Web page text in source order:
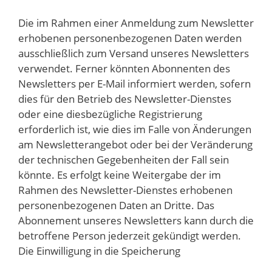
Die im Rahmen einer Anmeldung zum Newsletter
erhobenen personenbezogenen Daten werden
ausschließlich zum Versand unseres Newsletters
verwendet. Ferner könnten Abonnenten des
Newsletters per E-Mail informiert werden, sofern
dies für den Betrieb des Newsletter-Dienstes
oder eine diesbezügliche Registrierung
erforderlich ist, wie dies im Falle von Änderungen
am Newsletterangebot oder bei der Veränderung
der technischen Gegebenheiten der Fall sein
könnte. Es erfolgt keine Weitergabe der im
Rahmen des Newsletter-Dienstes erhobenen
personenbezogenen Daten an Dritte. Das
Abonnement unseres Newsletters kann durch die
betroffene Person jederzeit gekündigt werden.
Die Einwilligung in die Speicherung